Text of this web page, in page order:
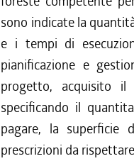
sono indicate la
e i tempi di
pianificazione e
progetto, acquisito
specificando il
pagare, la superficie
prescrizioni da